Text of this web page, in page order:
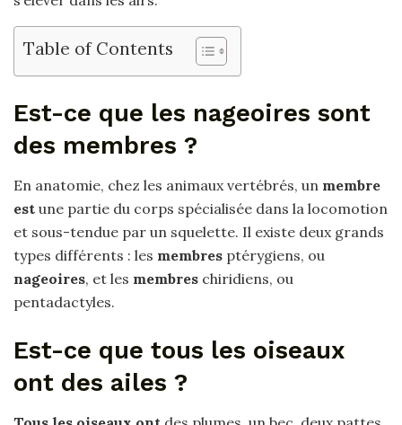
Table of Contents
Est-ce que les nageoires sont
des membres ?
En anatomie, chez les animaux vertébrés, un membre
est une partie du corps spécialisée dans la locomotion
et sous-tendue par un squelette. Il existe deux grands
types différents : les membres ptérygiens, ou
nageoires, et les membres chiridiens, ou
pentadactyles.
Est-ce que tous les oiseaux
ont des ailes ?